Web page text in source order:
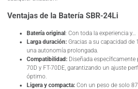
Ventajas de la Batería SBR-24Li
Batería original : Con toda la experiencia y…
Larga duración: Gracias a su capacidad
una autonomía prolongada.
Compatibilidad: Diseñada específicamente
70D y FT-70DE, garantizando un ajuste
óptimo.
Ligera y compacta: Con un peso de solo